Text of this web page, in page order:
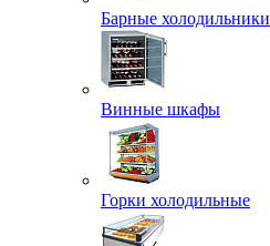
Барные холодильники
Винные шкафы
Горки холодильные